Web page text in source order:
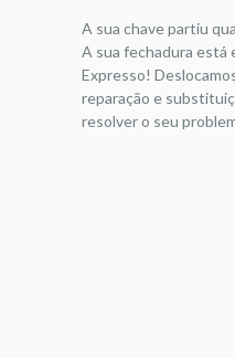
A sua chave partiu
A sua fechadura está
Expresso!
reparação e
resolver o seu